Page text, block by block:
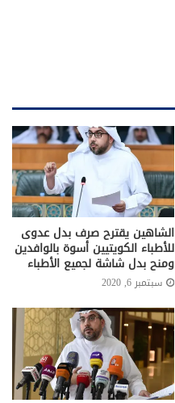
الشاهين يقترح صرف بدل عدوى
للأطباء الكويتيين أسوة بالوافدين
ومنح بدل شاشة لجميع الأطباء
سبتمبر 6, 2020